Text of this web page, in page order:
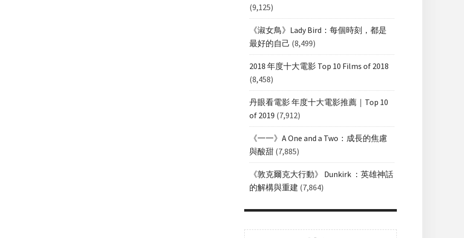
(9,125)
《淑女鳥》Lady Bird：每個時刻，都是
最好的自己 (8,499)
2018 年度十大電影 Top 10 Films of 2018
(8,458)
丹眼看電影 年度十大電影推薦｜Top 10
of 2019 (7,912)
《一一》A One and a Two：成長的焦慮
與酸甜 (7,885)
《敦克爾克大行動》 Dunkirk ：英雄神話
的解構與重建 (7,864)